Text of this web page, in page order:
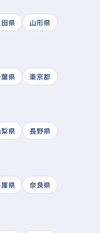
県
山形県
県
東京都
県
長野県
県
奈良県